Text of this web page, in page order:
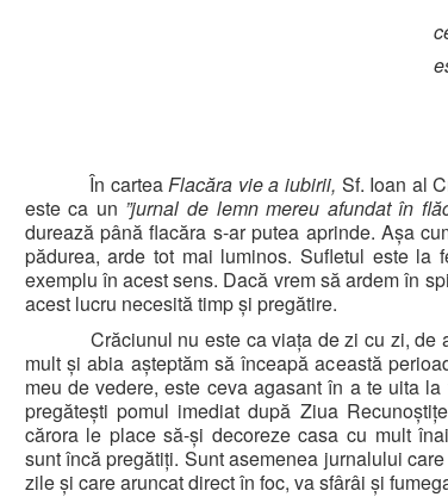
În carteaFlacăra vie a iubirii, Sf. Ioan al
este ca un ”jurnal de lemn mereu afundat în
durează până flacăra s-ar putea aprinde. Așa
pădurea, arde tot mai luminos. Sufletul este la
exemplu în acest sens. Dacă vrem să ardem în
acest lucru necesită timp și pregătire.
Crăciunul nu este ca viața de zi cu zi, de
mult și abia așteptăm să înceapă această
meu de vedere, este ceva agasant în a te uita
pregătești pomul imediat după Ziua
cărora le place să-și decoreze casa cu mult
sunt încă pregătiți. Sunt asemenea jurnalului
zile și care aruncat direct în foc, va sfârâi și